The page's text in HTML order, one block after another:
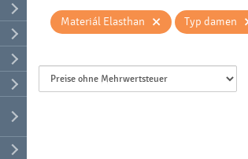
Materiál Elasthan × Typ damen